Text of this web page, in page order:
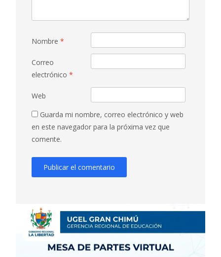
Nombre *
Correo
electrónico *
Web
Guarda mi nombre, correo electrónico y web
en este navegador para la próxima vez que
comente.